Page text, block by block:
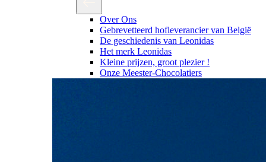
Over Ons
Gebrevetteerd hofleverancier van België
De geschiedenis van Leonidas
Het merk Leonidas
Kleine prijzen, groot plezier !
Onze Meester-Chocolatiers